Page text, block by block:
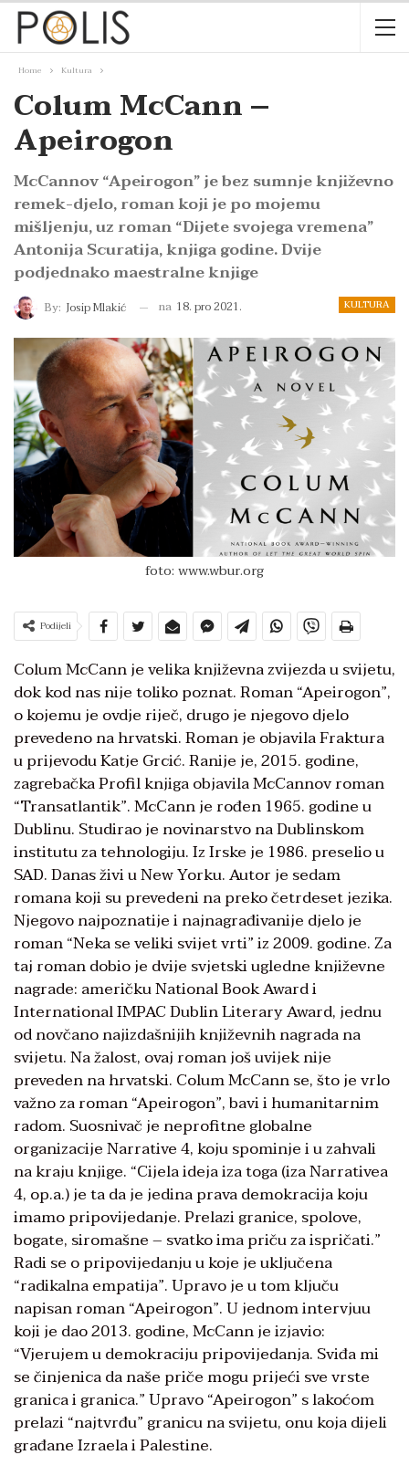
Home Kultura
Colum McCann –
Apeirogon
McCannov “Apeirogon” je bez sumnje književno
remek-djelo, roman koji je po mojemu
mišljenju, uz roman “Dijete svojega vremena”
Antonija Scuratija, knjiga godine. Dvije
podjednako maestralne knjige
KULTURA
By: Josip Mlakić na 18. pro 2021.
foto: www.wbur.org
Podijeli
Colum McCann je velika književna zvijezda u svijetu,
dok kod nas nije toliko poznat. Roman “Apeirogon”,
o kojemu je ovdje riječ, drugo je njegovo djelo
prevedeno na hrvatski. Roman je objavila Fraktura
u prijevodu Katje Grcić. Ranije je, 2015. godine,
zagrebačka Profil knjiga objavila McCannov roman
“Transatlantik”. McCann je rođen 1965. godine u
Dublinu. Studirao je novinarstvo na Dublinskom
institutu za tehnologiju. Iz Irske je 1986. preselio u
SAD. Danas živi u New Yorku. Autor je sedam
romana koji su prevedeni na preko četrdeset jezika.
Njegovo najpoznatije i najnagrađivanije djelo je
roman “Neka se veliki svijet vrti” iz 2009. godine. Za
taj roman dobio je dvije svjetski ugledne književne
nagrade: američku National Book Award i
International IMPAC Dublin Literary Award, jednu
od novčano najizdašnijih književnih nagrada na
svijetu. Na žalost, ovaj roman još uvijek nije
preveden na hrvatski. Colum McCann se, što je vrlo
važno za roman “Apeirogon”, bavi i humanitarnim
radom. Suosnivač je neprofitne globalne
organizacije Narrative 4, koju spominje i u zahvali
na kraju knjige. “Cijela ideja iza toga (iza Narrativea
4, op.a.) je ta da je jedina prava demokracija koju
imamo pripovijedanje. Prelazi granice, spolove,
bogate, siromašne – svatko ima priču za ispričati.”
Radi se o pripovijedanju u koje je uključena
“radikalna empatija”. Upravo je u tom ključu
napisan roman “Apeirogon”. U jednom intervjuu
koji je dao 2013. godine, McCann je izjavio:
“Vjerujem u demokraciju pripovijedanja. Sviđa mi
se činjenica da naše priče mogu prijeći sve vrste
granica i granica.” Upravo “Apeirogon” s lakoćom
prelazi “najtvrđu” granicu na svijetu, onu koja dijeli
građane Izraela i Palestine.